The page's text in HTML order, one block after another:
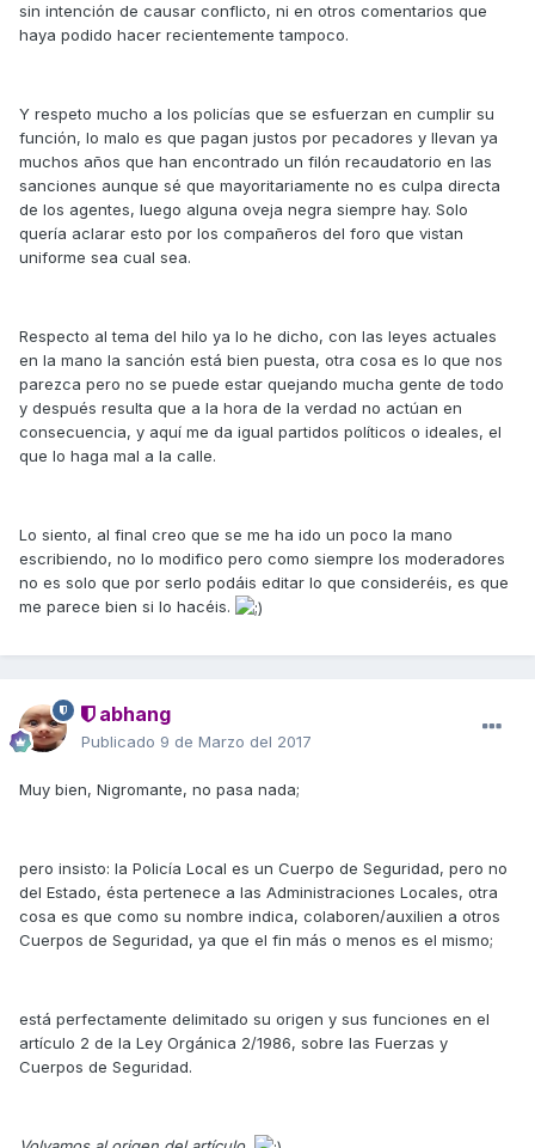
sin intención de causar conflicto, ni en otros comentarios que
haya podido hacer recientemente tampoco.
Y respeto mucho a los policías que se esfuerzan en cumplir su
función, lo malo es que pagan justos por pecadores y llevan ya
muchos años que han encontrado un filón recaudatorio en las
sanciones aunque sé que mayoritariamente no es culpa directa
de los agentes, luego alguna oveja negra siempre hay. Solo
quería aclarar esto por los compañeros del foro que vistan
uniforme sea cual sea.
Respecto al tema del hilo ya lo he dicho, con las leyes actuales
en la mano la sanción está bien puesta, otra cosa es lo que nos
parezca pero no se puede estar quejando mucha gente de todo
y después resulta que a la hora de la verdad no actúan en
consecuencia, y aquí me da igual partidos políticos o ideales, el
que lo haga mal a la calle.
Lo siento, al final creo que se me ha ido un poco la mano
escribiendo, no lo modifico pero como siempre los moderadores
no es solo que por serlo podáis editar lo que consideréis, es que
me parece bien si lo hacéis.
abhang
Publicado 9 de Marzo del 2017
Muy bien, Nigromante, no pasa nada;
pero insisto: la Policía Local es un Cuerpo de Seguridad, pero no
del Estado, ésta pertenece a las Administraciones Locales, otra
cosa es que como su nombre indica, colaboren/auxilien a otros
Cuerpos de Seguridad, ya que el fin más o menos es el mismo;
está perfectamente delimitado su origen y sus funciones en el
artículo 2 de la Ley Orgánica 2/1986, sobre las Fuerzas y
Cuerpos de Seguridad.